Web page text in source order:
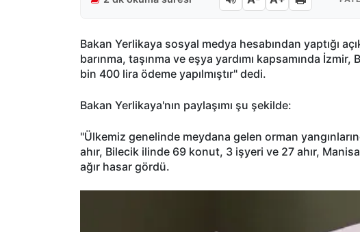
Bakan Yerlikaya sosyal medya hesabından yaptığı
barınma, taşınma ve eşya yardımı kapsamında
bin 400 lira ödeme yapılmıştır" dedi.
Bakan Yerlikaya'nın paylaşımı şu şekilde:
"Ülkemiz genelinde meydana gelen orman
ahır, Bilecik ilinde 69 konut, 3 işyeri ve 27 ahır,
ağır hasar gördü.